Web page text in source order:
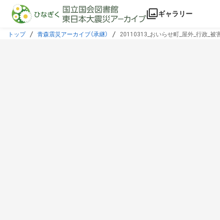
本文に飛ぶ
ギャラリー
トップ 青森震災アーカイブ（承継） 20110313_おいらせ町_屋外_行政_被